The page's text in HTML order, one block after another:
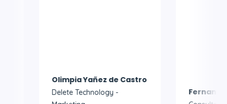
Olimpia Yañez de Castro
Delete Technology -
Fernando